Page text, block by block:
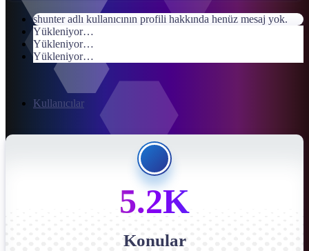
shunter adlı kullanıcının profili hakkında henüz mesaj yok.
Yükleniyor…
Yükleniyor…
Yükleniyor…
Kullanıcılar
5.2K
Konular